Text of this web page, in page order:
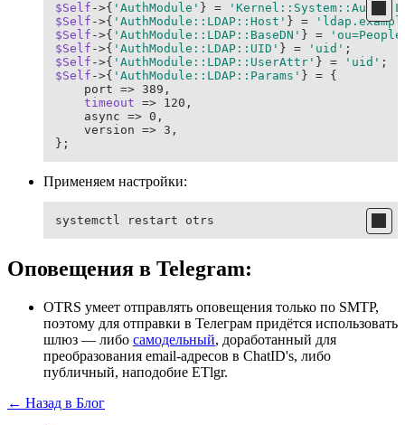
$Self ->{ 'AuthModule' } =
$Self ->{ 'AuthModule::LDAP::Host' } =
$Self ->{ 'AuthModule::LDAP::BaseDN' } =
$Self ->{ 'AuthModule::LDAP::UID' } = 'uid'
$Self ->{ 'AuthModule::LDAP::UserAttr' } = 'uid'
$Self ->{ 'AuthModule::LDAP::Params' } = {
    port => 389,
timeout => 120,
    async => 0,
    version => 3,
};
Применяем настройки:
systemctl restart otrs
Оповещения в Telegram:
OTRS умеет отправлять оповещения только по SMTP,
поэтому для отправки в Телеграм придётся использовать
шлюз — либо самодельный, доработанный для
преобразования email-адресов в ChatID's, либо
публичный, наподобие ETlgr.
← Назад в Блог